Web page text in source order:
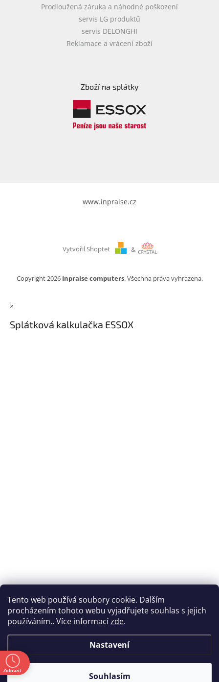
Tento web používá soubory cookie. Dalším
procházením tohoto webu vyjadřujete souhlas s jejich
používáním.. Více informacízde.
Nastavení
Souhlasím
Prodloužená záruka a náhodné poškození
servis LG produktů
servis DELONGHI
Reklamace a vrácení zboží
Zboží na splátky
www.inpraise.cz
Vytvořil Shoptet &
Copyright 2026 Inpraise computers. Všechna práva vyhrazena.
×
Splátková kalkulačka ESSOX
Zobrazit